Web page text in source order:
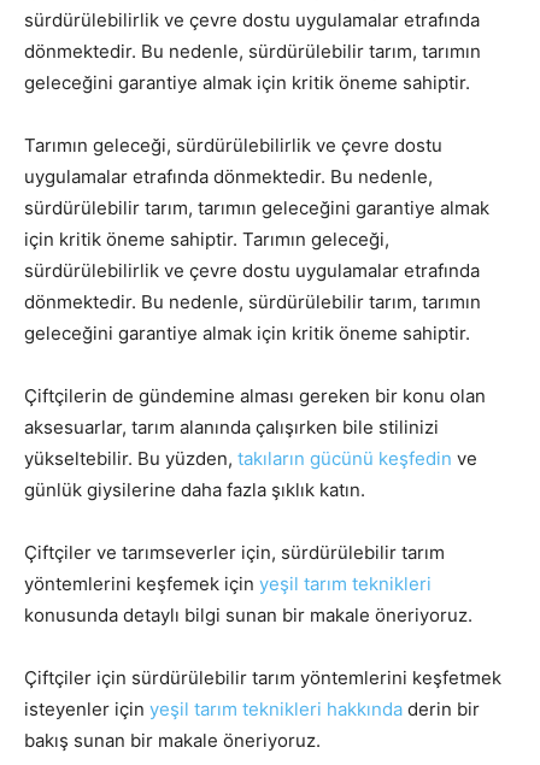
sürdürülebilirlik ve çevre dostu uygulamalar etrafında
dönmektedir. Bu nedenle, sürdürülebilir tarım, tarımın
geleceğini garantiye almak için kritik öneme sahiptir.
Tarımın geleceği, sürdürülebilirlik ve çevre dostu
uygulamalar etrafında dönmektedir. Bu nedenle,
sürdürülebilir tarım, tarımın geleceğini garantiye almak
için kritik öneme sahiptir. Tarımın geleceği,
sürdürülebilirlik ve çevre dostu uygulamalar etrafında
dönmektedir. Bu nedenle, sürdürülebilir tarım, tarımın
geleceğini garantiye almak için kritik öneme sahiptir.
Çiftçilerin de gündemine alması gereken bir konu olan
aksesuarlar, tarım alanında çalışırken bile stilinizi
yükseltebilir. Bu yüzden, takıların gücünü keşfedin ve
günlük giysilerine daha fazla şıklık katın.
Çiftçiler ve tarımseverler için, sürdürülebilir tarım
yöntemlerini keşfemek için yeşil tarım teknikleri
konusunda detaylı bilgi sunan bir makale öneriyoruz.
Çiftçiler için sürdürülebilir tarım yöntemlerini keşfetmek
isteyenler için yeşil tarım teknikleri hakkında derin bir
bakış sunan bir makale öneriyoruz.